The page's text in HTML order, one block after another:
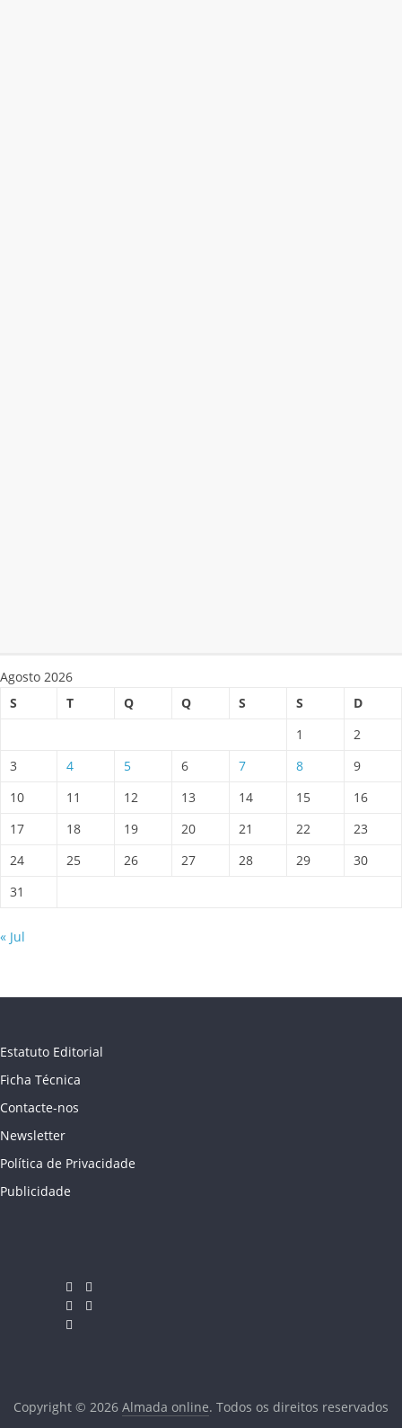
Agosto 2026
S
T Q Q S S
D
1
2
3
4 5 6 7 8
9
10
11 12 13 14 15
16
17
18 19 20 21 22
23
24
25 26 27 28 29
30
31
« Jul
Estatuto Editorial
Ficha Técnica
Contacte-nos
Newsletter
Política de Privacidade
Publicidade
Copyright © 2026 Almada online. Todos os direitos reservados